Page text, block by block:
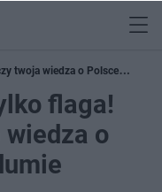
twoja wiedza o Polsce
flaga!
o